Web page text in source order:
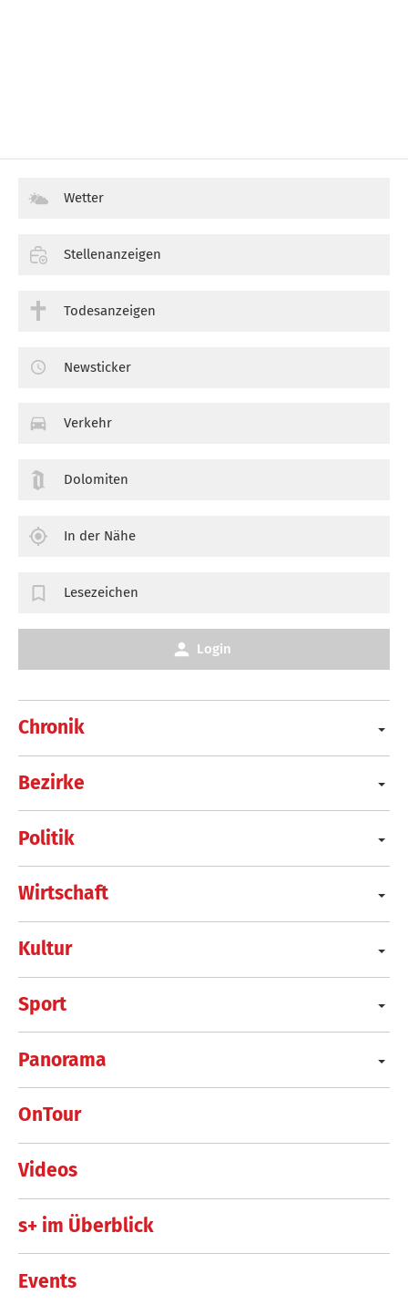
Chronik
Bezirke
Politik
Wirtschaft
Kultur
Sport
Panorama
OnTour
Videos
s+ im Überblick
Events
Wetter
Stellenanzeigen
Todesanzeigen
Newsticker
Verkehr
Dolomiten
In der Nähe
Lesezeichen
Login